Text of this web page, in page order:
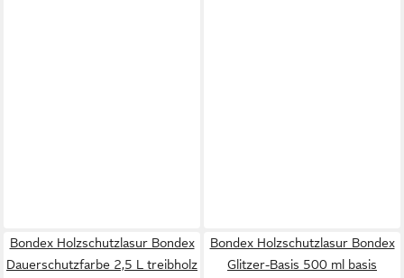
Bondex Holzschutzlasur Bondex
Dauerschutzfarbe 2,5 L treibholz
Bondex Holzschutzlasur Bondex
Glitzer-Basis 500 ml basis